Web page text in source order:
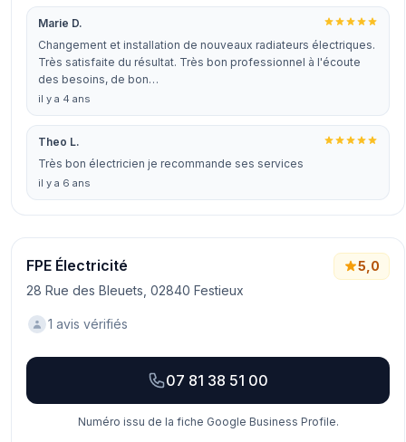
Marie D.
Changement et installation de nouveaux radiateurs électriques.
Très satisfaite du résultat. Très bon professionnel à l'écoute
des besoins, de bon…
il y a 4 ans
Theo L.
Très bon électricien je recommande ses services
il y a 6 ans
FPE Électricité
28 Rue des Bleuets, 02840 Festieux
5,0
1 avis vérifiés
07 81 38 51 00
Numéro issu de la fiche Google Business Profile.